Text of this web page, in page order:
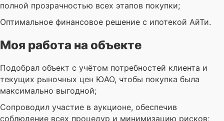
полной прозрачностью всех этапов покупки;
Оптимальное финансовое решение с ипотекой АйТи.
Моя работа на объекте
Подобрал объект с учётом потребностей клиента и
текущих рыночных цен ЮАО, чтобы покупка была
максимально выгодной;
Сопроводил участие в аукционе, обеспечив
соблюдение всех процедур и минимизацию рисков;